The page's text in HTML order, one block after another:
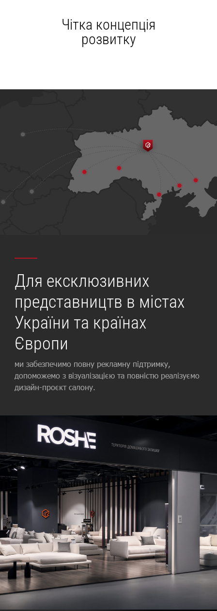
Чітка концепція
розвитку
Для ексклюзивних
представництв в містах
України та країнах
Європи
ми забезпечимо повну рекламну підтримку,
допоможемо з візуалізацією та повністю реалізуємо
дизайн-проєкт салону.